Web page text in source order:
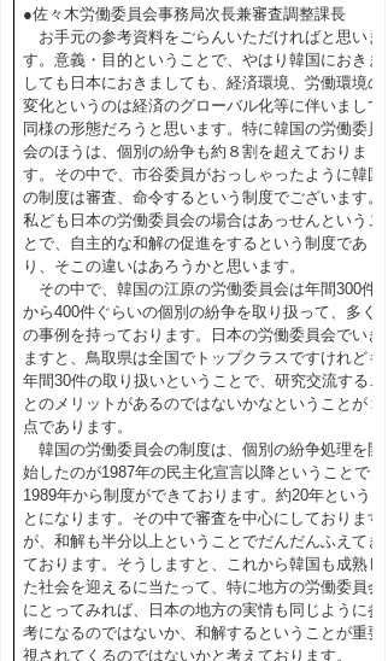
●佐々木労働委員会事務局次長兼審査調整課長
お手元の参考資料をごらんいただければと思いま
す。意義・目的ということで、やはり韓国におきま
しても日本におきましても、経済環境、労働環境の
変化というのは経済のグローバル化等に伴いまして
同様の形態だろうと思います。特に韓国の労働委員
会のほうは、個別の紛争も約８割を超えておりま
す。その中で、市谷委員がおっしゃったように韓国
の制度は審査、命令するという制度でございます。
私ども日本の労働委員会の場合はあっせんというこ
とで、自主的な和解の促進をするという制度であ
り、そこの違いはあろうかと思います。
その中で、韓国の江原の労働委員会は年間300件
から400件ぐらいの個別の紛争を取り扱って、多く
の事例を持っております。日本の労働委員会でいき
ますと、鳥取県は全国でトップクラスですけれども
年間30件の取り扱いということで、研究交流するこ
とのメリットがあるのではないかなということが１
点であります。
韓国の労働委員会の制度は、個別の紛争処理を開
始したのが1987年の民主化宣言以降ということで、
1989年から制度ができております。約20年というこ
とになります。その中で審査を中心にしております
が、和解も半分以上ということでだんだんふえてき
ております。そうしますと、これから韓国も成熟し
た社会を迎えるに当たって、特に地方の労働委員会
にとってみれば、日本の地方の実情も同じように参
考になるのではないか、和解するということが重要
視されてくるのではないかと考えております。